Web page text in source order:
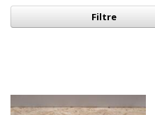
Filtre